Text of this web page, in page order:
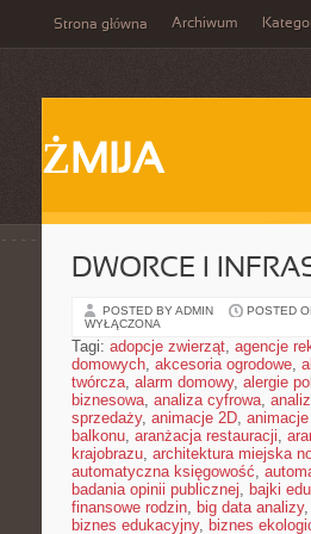
Strona główna Archiwum
ŻMIJA
DWORCE I
POSTED BY ADMIN POSTED
WYŁĄCZONA
Tagi: adopcje zwierząt, agencje
domowych, akcesoria ogrodowe,
twórcza, alarm domowy, alergie
biznesowa, analiza cyfrowa,
sprzedaży, animacje 2D,
balkonu, aranżacja restauracji,
krajobrazu, architektura miejska
automatyczna księgowość,
badania opinii publicznej, bajki
finansowe rodzin, big data analizy,
biznes edukacyjny, biznes